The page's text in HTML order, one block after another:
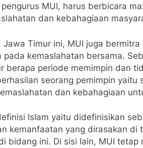
MUI, harus berbicara
dan kebahagiaan
Jawa Timur ini, MUI juga
kemaslahatan bersama.
berapa periode memimpin dan
seorang pemimpin yaitu
dan kebahagiaan
Islam yaitu didefinisikan
kemanfaatan yang dirasakan di
bidang ini. Di sisi lain, MUI tetap